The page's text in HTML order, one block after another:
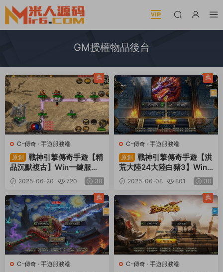
GM授權物品後台
C-傳奇 · 手遊服務端
原創
戰神引擎傳奇手遊【精
品沉默複古】Win一鍵服務
端+安卓蘋果雙端+GM授權
物品後台+視頻架設教程
2025-06-20 720 30
薦
C-傳奇 · 手遊服務端
原創
戰神引擎傳奇手遊【洪
荒大陸24大陸白豬3】Win
一鍵服務端+安卓蘋果雙端+
GM授權物品後台+視頻架設
教程
2025-06-08 801 30
薦
C-傳奇 · 手遊服務端
薦
C-傳奇 · 手遊服務端
薦